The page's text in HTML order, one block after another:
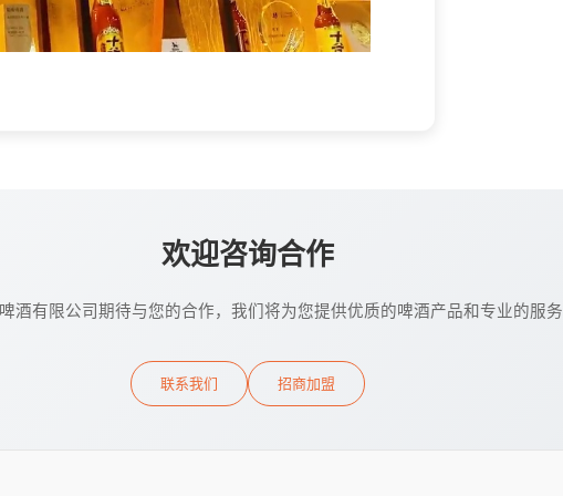
欢迎咨询合作
酒有限公司期待与您的合作，我们将为您提供优质的啤酒产品和专业的服务
联系我们 招商加盟